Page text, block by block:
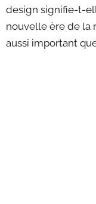
design signifie-t-
nouvelle ère de la
aussi important